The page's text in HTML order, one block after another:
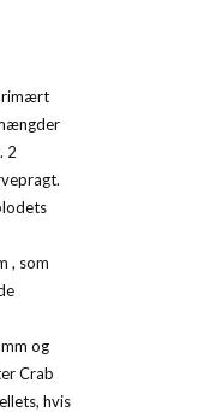
2
, som
og
Crab
hvis